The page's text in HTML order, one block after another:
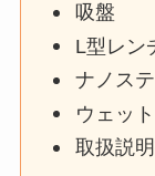
吸盤
L型レン
ナノス
ウェッ
取扱説